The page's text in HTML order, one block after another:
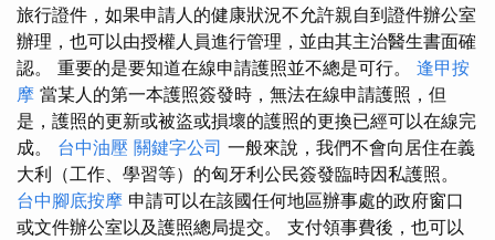
旅行證件，如果申請人的健康狀況不允許親自到證件辦公室
辦理，也可以由授權人員進行管理，並由其主治醫生書面確
認。 重要的是要知道在線申請護照並不總是可行。 逢甲按
摩 當某人的第一本護照簽發時，無法在線申請護照，但
是，護照的更新或被盜或損壞的護照的更換已經可以在線完
成。 台中油壓 關鍵字公司 一般來說，我們不會向居住在義
大利（工作、學習等）的匈牙利公民簽發臨時因私護照。
台中腳底按摩 申請可以在該國任何地區辦事處的政府窗口
或文件辦公室以及護照總局提交。 支付領事費後，也可以